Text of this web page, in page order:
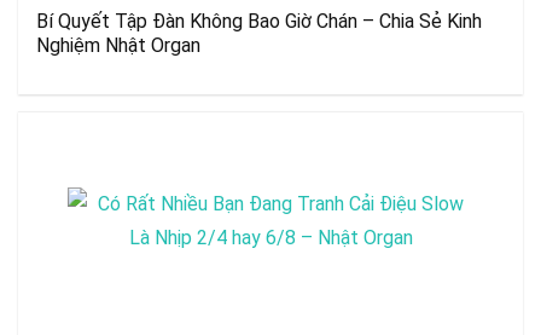
Bí Quyết Tập Đàn Không Bao Giờ Chán – Chia Sẻ Kinh
Nghiệm Nhật Organ